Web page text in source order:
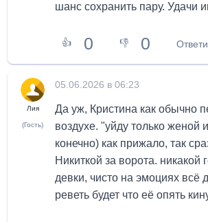
шанс сохранить пару. Удачи
👍 0 👎 0
Лия
(Гость)
05.06.2026 в 06:23
Да уж, Кристина как обычно
воздухе. "уйду только женой
конечно) как прижало, так
Никиткой за ворота. никакой
девки, чисто на эмоциях всё
реветь будет что её опять